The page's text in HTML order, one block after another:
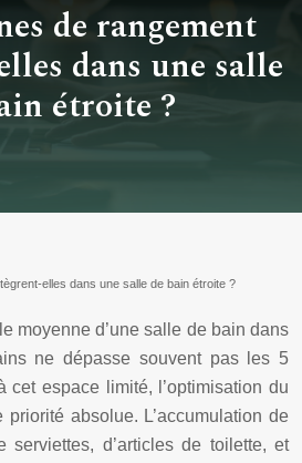
de rangement
dans une salle
étroite ?
elles dans une salle de bain étroite ?
moyenne d’une salle de bain dans
ne dépasse souvent pas les 5
cet espace limité, l’optimisation du
priorité absolue. L’accumulation de
serviettes, d’articles de toilette, et